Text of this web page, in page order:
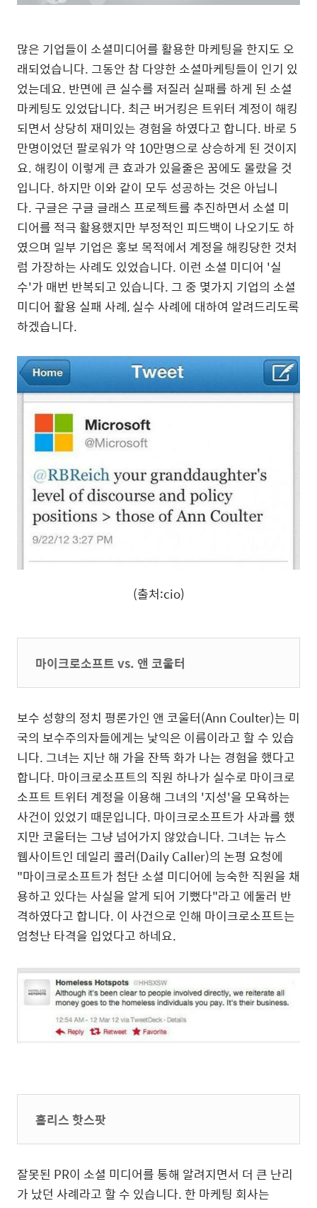
많은 기업들이 소셜미디어를 활용한 마케팅을 한지도 오
래되었습니다. 그동안 참 다양한 소셜마케팅들이 인기 있
었는데요. 반면에 큰 실수를 저질러 실패를 하게 된 소셜
마케팅도 있었답니다. 최근 버거킹은 트위터 계정이 해킹
되면서 상당히 재미있는 경험을 하였다고 합니다. 바로 5
만명이었던 팔로워가 약 10만명으로 상승하게 된 것이지
요. 해킹이 이렇게 큰 효과가 있을줄은 꿈에도 몰랐을 것
입니다. 하지만 이와 같이 모두 성공하는 것은 아닙니
다. 구글은 구글 글래스 프로젝트를 추진하면서 소셜 미
디어를 적극 활용했지만 부정적인 피드백이 나오기도 하
였으며 일부 기업은 홍보 목적에서 계정을 해킹당한 것처
럼 가장하는 사례도 있었습니다. 이런 소셜 미디어 '실
수'가 매번 반복되고 있습니다. 그 중 몇가지 기업의 소셜
미디어 활용 실패 사례, 실수 사례에 대하여 알려드리도록
하겠습니다.
(출처:cio)
마이크로소프트 vs. 앤 코울터
보수 성향의 정치 평론가인 앤 코울터(Ann Coulter)는 미
국의 보수주의자들에게는 낯익은 이름이라고 할 수 있습
니다. 그녀는 지난 해 가을 잔뜩 화가 나는 경험을 했다고
합니다. 마이크로소프트의 직원 하나가 실수로 마이크로
소프트 트위터 계정을 이용해 그녀의 '지성'을 모욕하는
사건이 있었기 때문입니다. 마이크로소프트가 사과를 했
지만 코울터는 그냥 넘어가지 않았습니다. 그녀는 뉴스
웹사이트인 데일리 콜러(Daily Caller)의 논평 요청에
"마이크로소프트가 첨단 소셜 미디어에 능숙한 직원을 채
용하고 있다는 사실을 알게 되어 기뻤다"라고 에둘러 반
격하였다고 합니다. 이 사건으로 인해 마이크로소프트는
엄청난 타격을 입었다고 하네요.
홈리스 핫스팟
잘못된 PR이 소셜 미디어를 통해 알려지면서 더 큰 난리
가 났던 사례라고 할 수 있습니다. 한 마케팅 회사는